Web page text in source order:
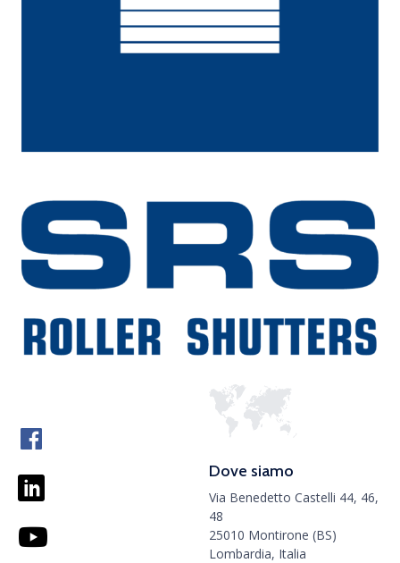
Dove siamo
Via Benedetto Castelli 44, 46,
48
25010 Montirone (BS)
Lombardia, Italia